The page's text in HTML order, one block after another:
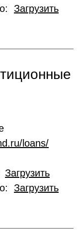
Загрузить
loans/
Загрузить
Загрузить